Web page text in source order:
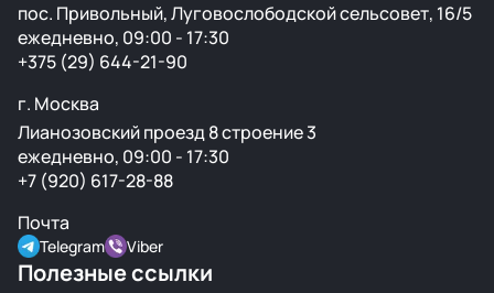
пос. Привольный, Луговослободской сельсовет, 16/5
ежедневно, 09:00 - 17:30
+375 (29) 644-21-90
г. Москва
Лианозовский проезд 8 строение 3
ежедневно, 09:00 - 17:30
+7 (920) 617-28-88
Почта
Telegram Viber
Полезные ссылки